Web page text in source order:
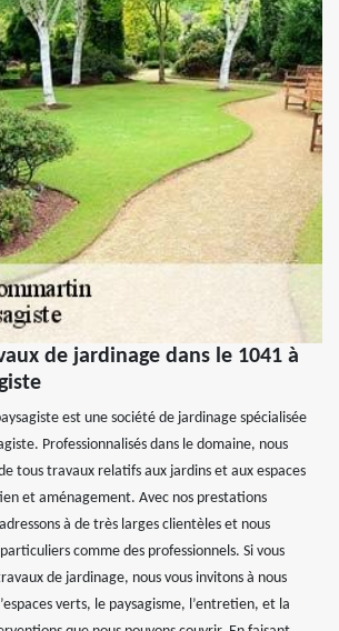
de jardinage dans le 1041 à
est une société de jardinage spécialisée
Professionnalisés dans le domaine, nous
tous travaux relatifs aux jardins et aux espaces
et aménagement. Avec nos prestations
à de très larges clientèles et nous
comme des professionnels. Si vous
de jardinage, nous vous invitons à nous
verts, le paysagisme, l’entretien, et la